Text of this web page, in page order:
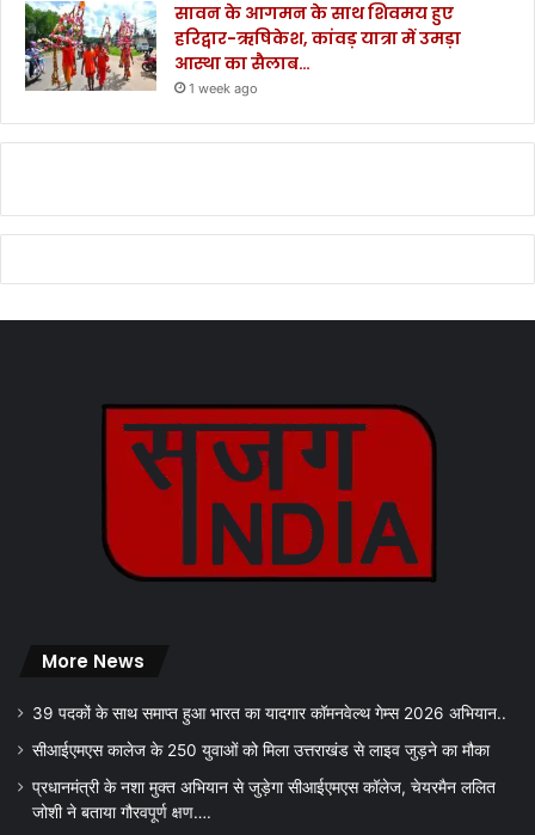
सावन के आगमन के साथ शिवमय हुए
हरिद्वार-ऋषिकेश, कांवड़ यात्रा में उमड़ा
आस्था का सैलाब…
1 week ago
More News
39 पदकों के साथ समाप्त हुआ भारत का यादगार कॉमनवेल्थ गेम्स 2026 अभियान..
सीआईएमएस कालेज के 250 युवाओं को मिला उत्तराखंड से लाइव जुड़ने का मौका
प्रधानमंत्री के नशा मुक्त अभियान से जुड़ेगा सीआईएमएस कॉलेज, चेयरमैन ललित
जोशी ने बताया गौरवपूर्ण क्षण….